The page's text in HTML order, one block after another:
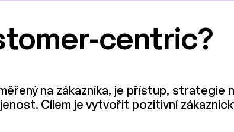
centric?
na zákazníka, je přístup,
Cílem je vytvořit pozitivní